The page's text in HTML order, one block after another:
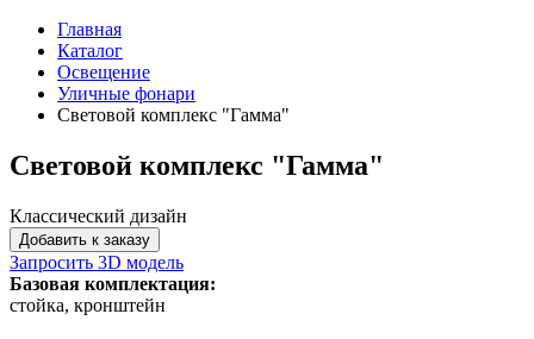
Главная
Каталог
Освещение
Уличные фонари
Световой комплекс "Гамма"
Световой комплекс "Гамма"
Классический дизайн
Добавить к заказу
Запросить 3D модель
Базовая комплектация:
стойка, кронштейн